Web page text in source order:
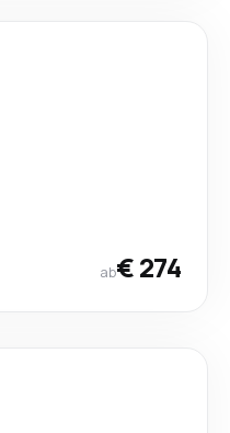
ab€ 274